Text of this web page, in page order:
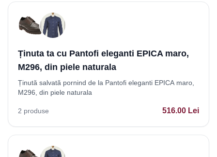
Ținuta ta cu Pantofi eleganti EPICA maro,
M296, din piele naturala
Ținută salvată pornind de la Pantofi eleganti EPICA maro,
M296, din piele naturala
2 produse 516.00 Lei